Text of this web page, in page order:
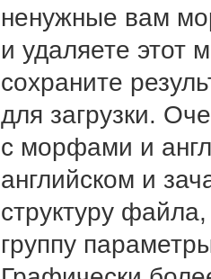
ненужные вам
и удаляете этот
сохраните
для загрузки.
с морфами и
английском и
структуру
группу